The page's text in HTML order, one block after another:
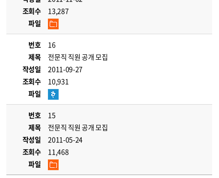
조회수
13,287
파일
번호
16
제목
전문직 직원 공개 모집
작성일
2011-09-27
조회수
10,931
파일
번호
15
제목
전문직 직원 공개 모집
작성일
2011-05-24
조회수
11,468
파일